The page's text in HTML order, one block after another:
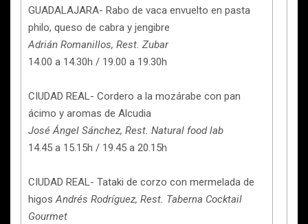
GUADALAJARA- Rabo de vaca envuelto en pasta
philo, queso de cabra y jengibre
Adrián Romanillos, Rest. Zubar
14.00 a 14.30h / 19.00 a 19.30h
CIUDAD REAL- Cordero a la mozárabe con pan
ácimo y aromas de Alcudia
José Ángel Sánchez, Rest. Natural food lab
14.45 a 15.15h / 19.45 a 20.15h
CIUDAD REAL- Tataki de corzo con mermelada de
higosAndrés Rodríguez, Rest. Taberna Cocktail
Gourmet